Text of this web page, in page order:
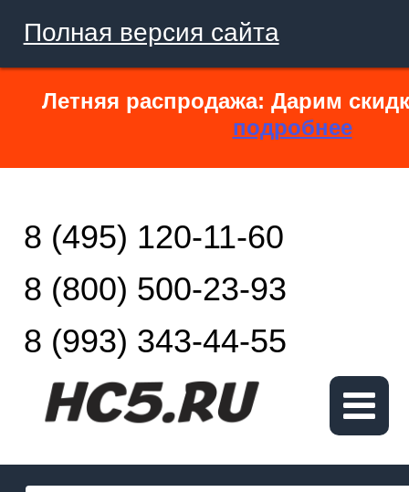
Полная версия сайта
Летняя распродажа: Дарим
подробнее
8 (495) 120-11-60
8 (800) 500-23-93
8 (993) 343-44-55